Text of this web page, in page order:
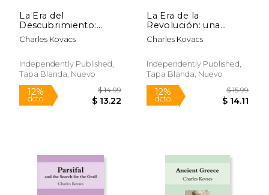
La Era del
Descubrimiento:
historia universal
Charles Kovacs
Independently Published,
Tapa Blanda, Nuevo
La Era de la
Revolución: una
visión global
Charles Kovacs
Independently Published,
Tapa Blanda, Nuevo